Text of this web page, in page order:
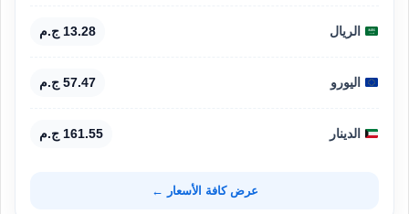
الريال 13.28 ج.م
اليورو 57.47 ج.م
الدينار 161.55 ج.م
عرض كافة الأسعار ←